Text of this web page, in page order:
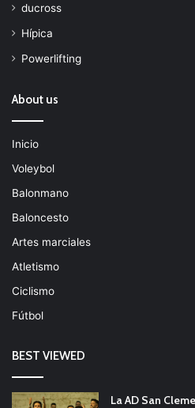
ducross
Hípica
Powerlifting
About us
Inicio
Voleybol
Balonmano
Baloncesto
Artes marciales
Atletismo
Ciclismo
Fútbol
BEST VIEWED
La AD San